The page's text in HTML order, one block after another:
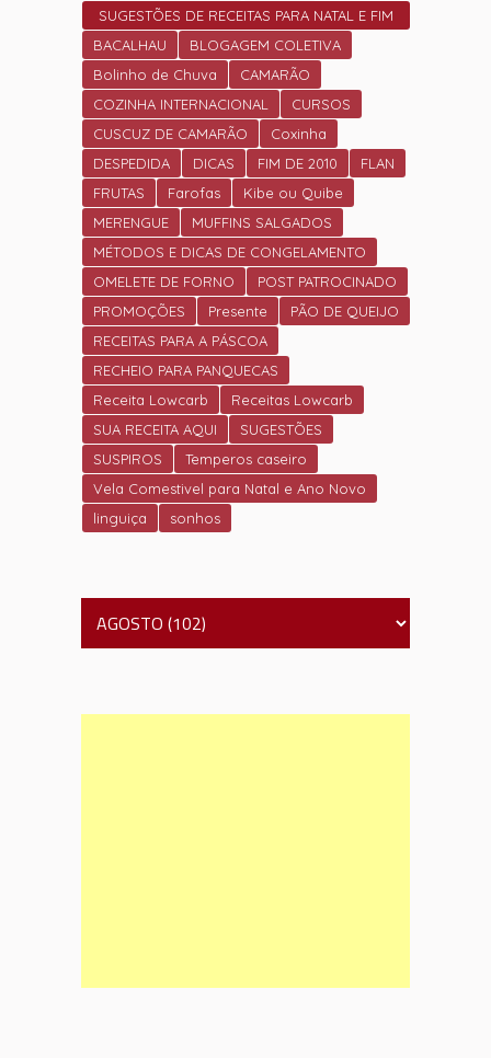
SUGESTÕES DE RECEITAS PARA NATAL E FIM
DE ANO.
BACALHAU
BLOGAGEM COLETIVA
Bolinho de Chuva
CAMARÃO
COZINHA INTERNACIONAL
CURSOS
CUSCUZ DE CAMARÃO
Coxinha
DESPEDIDA
DICAS FIM DE 2010
FLAN
FRUTAS
Farofas
Kibe ou Quibe
MERENGUE
MUFFINS SALGADOS
MÉTODOS E DICAS DE CONGELAMENTO
OMELETE DE FORNO
POST PATROCINADO
PROMOÇÕES
Presente
PÃO DE QUEIJO
RECEITAS PARA A PÁSCOA
RECHEIO PARA PANQUECAS
Receita Lowcarb
Receitas Lowcarb
SUA RECEITA AQUI
SUGESTÕES
SUSPIROS
Temperos caseiro
Vela Comestivel para Natal e Ano Novo
linguiça
sonhos